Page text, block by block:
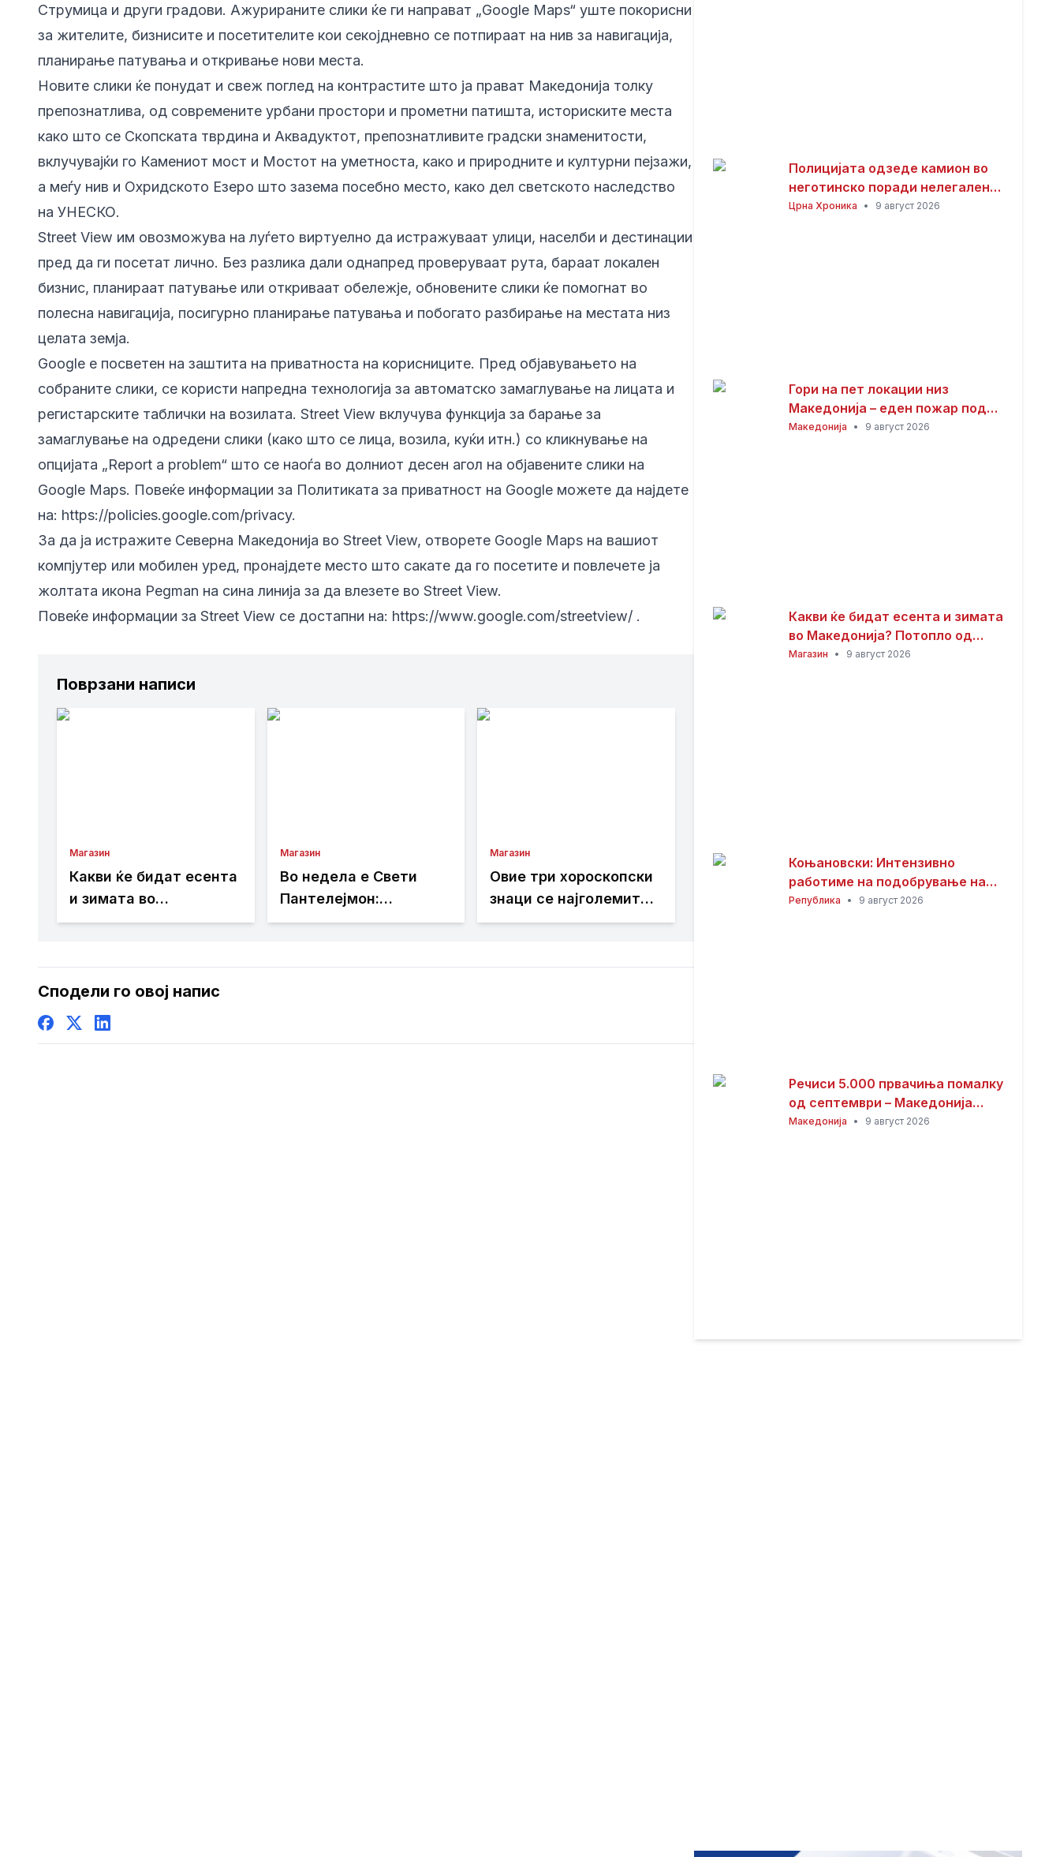
Струмица и други градови. Ажурираните слики ќе ги направат „Google Maps“ уште покорисни
за жителите, бизнисите и посетителите кои секојдневно се потпираат на нив за навигација,
планирање патувања и откривање нови места.
Новите слики ќе понудат и свеж поглед на контрастите што ја прават Македонија толку
препознатлива, од современите урбани простори и прометни патишта, историските места
како што се Скопската тврдина и Аквадуктот, препознатливите градски знаменитости,
вклучувајќи го Камениот мост и Мостот на уметноста, како и природните и културни пејзажи,
а меѓу нив и Охридското Езеро што зазема посебно место, како дел светското наследство
на УНЕСКО.
Street View им овозможува на луѓето виртуелно да истражуваат улици, населби и дестинации
пред да ги посетат лично. Без разлика дали однапред проверуваат рута, бараат локален
бизнис, планираат патување или откриваат обележје, обновените слики ќе помогнат во
полесна навигација, посигурно планирање патувања и побогато разбирање на местата низ
целата земја.
Google е посветен на заштита на приватноста на корисниците. Пред објавувањето на
собраните слики, се користи напредна технологија за автоматско замаглување на лицата и
регистарските таблички на возилата. Street View вклучува функција за барање за
замаглување на одредени слики (како што се лица, возила, куќи итн.) со кликнување на
опцијата „Report a problem“ што се наоѓа во долниот десен агол на објавените слики на
Google Maps. Повеќе информации за Политиката за приватност на Google можете да најдете
на: https://policies.google.com/privacy.
За да ја истражите Северна Македонија во Street View, отворете Google Maps на вашиот
компјутер или мобилен уред, пронајдете место што сакате да го посетите и повлечете ја
жолтата икона Pegman на сина линија за да влезете во Street View.
Повеќе информации за Street View се достапни на: https://www.google.com/streetview/ .
Поврзани написи
Магазин
Какви ќе бидат есента
и зимата во
Македонија? Потопло
можни невремиња
Магазин
Во недела е Свети
Пантелејмон:
Светецот кој се смета
болните и патниците
Магазин
Овие три хороскопски
знаци се најголемите
срцекршачи: Лесно
внимание, но тешко е
Сподели го овој напис
Полицијата одзеде камион во
неготинско поради нелегален
ископ и транспорт на песок
Црна Хроника • 9 август 2026
Гори на пет локации низ
Македонија – еден пожар под
контрола, три изгаснати
Македонија • 9 август 2026
Какви ќе бидат есента и зимата
во Македонија? Потопло од
просекот, но со можни
Магазин • 9 август 2026
Коњановски: Интензивно
работиме на подобрување на
инфраструктурата во Битола
Република • 9 август 2026
Речиси 5.000 првачиња помалку
од септември – Македонија
останува без повеќе од 100
Македонија • 9 август 2026